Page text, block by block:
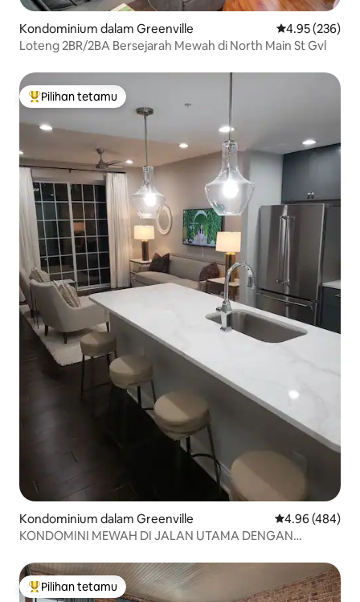
Kondominium dalam Greenville Penarafan
4.95 (236)
Loteng 2BR/2BA Bersejarah Mewah di North Main St Gvl
Pilihan utama tetamu
Pilihan tetamu
Kondominium dalam Greenville Penarafan
4.96 (484)
KONDOMINI MEWAH DI JALAN UTAMA DENGAN
Pilihan utama tetamu
Pilihan tetamu